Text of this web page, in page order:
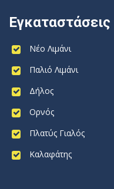
Εγκαταστάσεις
Νέο Λιμάνι
Παλιό Λιμάνι
Δήλος
Ορνός
Πλατύς Γιαλός
Καλαφάτης